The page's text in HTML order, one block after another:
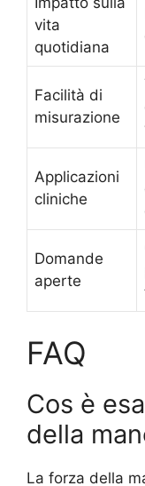
vita
quotidiana
Facilità di
misurazione
Applicazioni
cliniche
Domande
aperte
FAQ
Cos è
della
La forza della